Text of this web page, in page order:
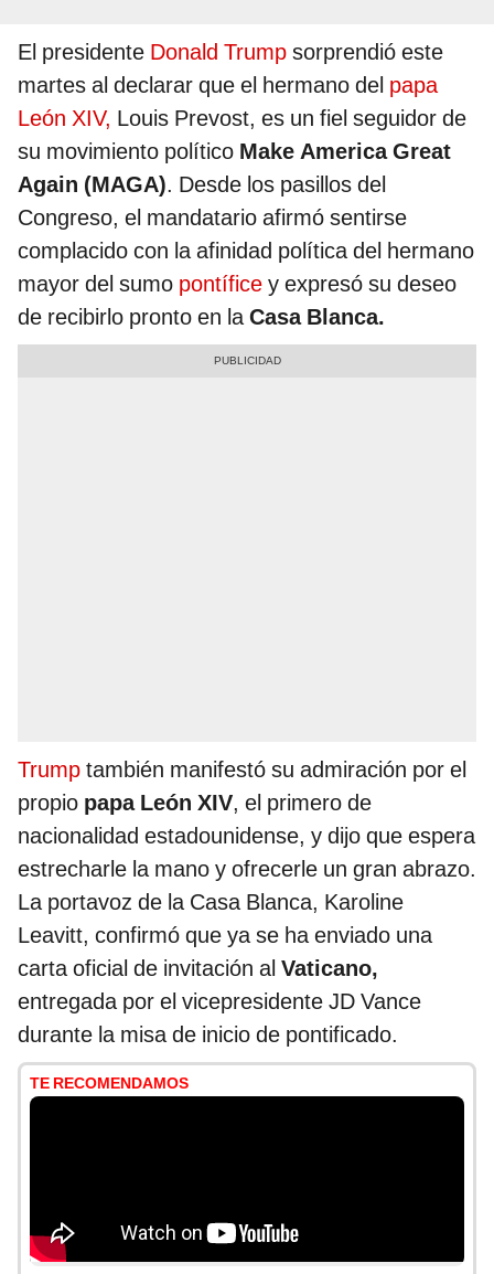
El presidente Donald Trump sorprendió este
martes al declarar que el hermano del papa
León XIV, Louis Prevost, es un fiel seguidor de
su movimiento político Make America Great
Again (MAGA). Desde los pasillos del
Congreso, el mandatario afirmó sentirse
complacido con la afinidad política del hermano
mayor del sumo pontífice y expresó su deseo
de recibirlo pronto en laCasa Blanca.
Trump también manifestó su admiración por el
propio papa León XIV, el primero de
nacionalidad estadounidense, y dijo que espera
estrecharle la mano y ofrecerle un gran abrazo.
La portavoz de la Casa Blanca, Karoline
Leavitt, confirmó que ya se ha enviado una
carta oficial de invitación al Vaticano,
entregada por el vicepresidente JD Vance
durante la misa de inicio de pontificado.
TE RECOMENDAMOS